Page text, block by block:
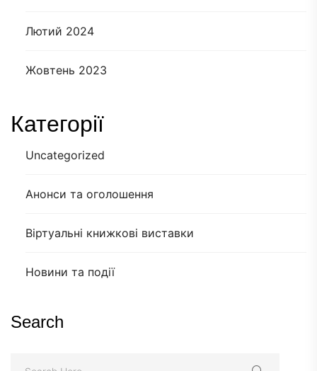
Лютий 2024
Жовтень 2023
Категорії
Uncategorized
Анонси та оголошення
Віртуальні книжкові виставки
Новини та події
Search